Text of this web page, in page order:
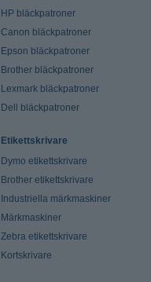
HP bläckpatroner
Canon bläckpatroner
Epson bläckpatroner
Brother bläckpatroner
Lexmark bläckpatroner
Dell bläckpatroner
Etikettskrivare
Dymo etikettskrivare
Brother etikettskrivare
Industriella märkmaskiner
Märkmaskiner
Zebra etikettskrivare
Kortskrivare